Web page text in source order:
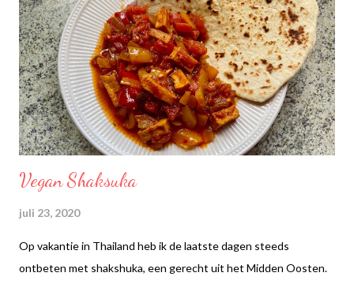
Vegan Shaksuka
juli 23, 2020
Op vakantie in Thailand heb ik de laatste dagen steeds
ontbeten met shakshuka, een gerecht uit het Midden Oosten.